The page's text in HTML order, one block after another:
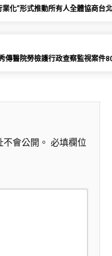
化”形式推動所有人全體協商台
傳醫院勞檢護行政查察監視案件
會公開。 必填欄位